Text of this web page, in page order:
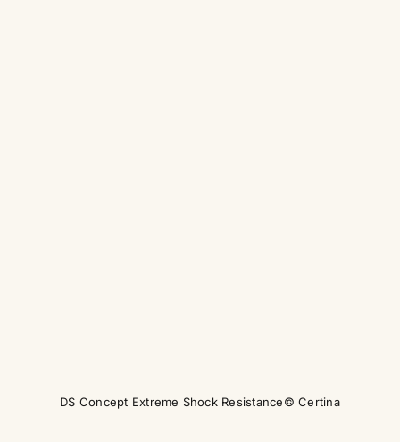
DS Concept Extreme Shock Resistance© Certina